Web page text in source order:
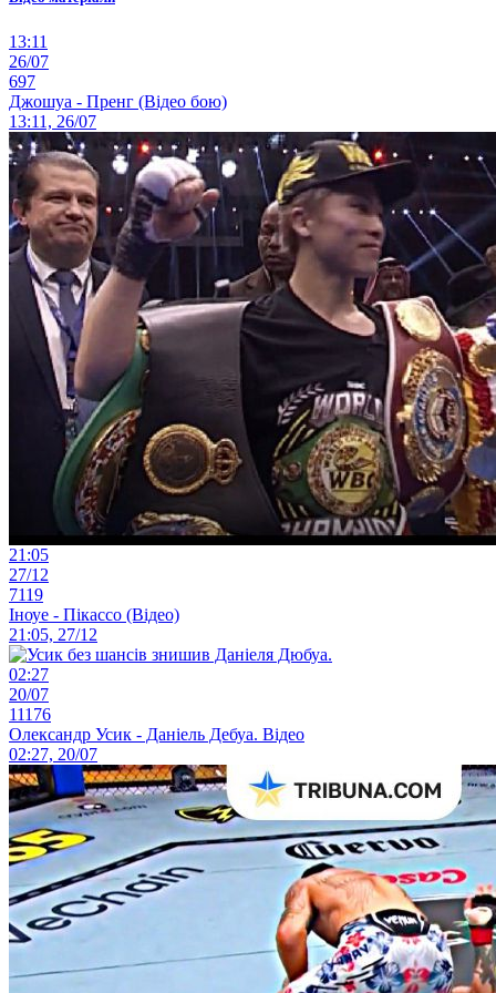
13:11
26/07
697
Джошуа - Пренг (Відео бою)
13:11, 26/07
21:05
27/12
7119
Іноуе - Пікассо (Відео)
21:05, 27/12
02:27
20/07
11176
Олександр Усик - Даніель Дебуа. Відео
02:27, 20/07